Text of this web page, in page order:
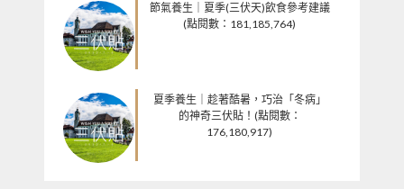
節氣養生｜夏季(三伏天)飲食參考建議
(點閱數：181,185,764)
夏季養生｜趁著酷暑，巧治「冬病」
的神奇三伏貼！(點閱數：
176,180,917)